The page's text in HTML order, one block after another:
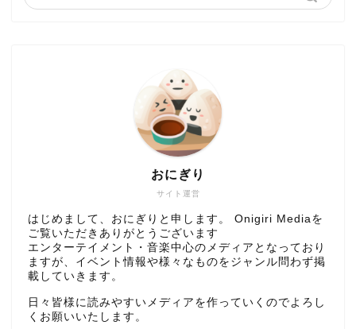
サイト運営
おにぎり
はじめまして、おにぎりと申します。 Onigiri Mediaを
ご覧いただきありがとうございます
エンターテイメント・音楽中心のメディアとなっており
ますが、イベント情報や様々なものをジャンル問わず掲
載していきます。
日々皆様に読みやすいメディアを作っていくのでよろし
くお願いいたします。